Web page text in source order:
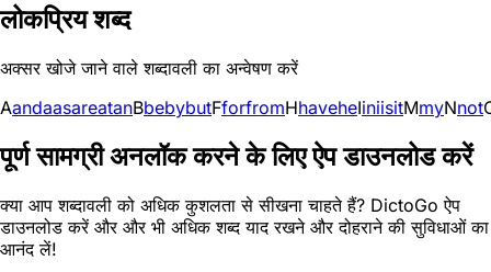
लोकप्रिय शब्द
अक्सर खोजे जाने वाले शब्दावली का अन्वेषण करें
AandaasareatanBbebybutFforfromHhaveheIiniisitMmyNnot
पूर्ण सामग्री अनलॉक करने के लिए ऐप डाउनलोड करें
क्या आप शब्दावली को अधिक कुशलता से सीखना चाहते हैं? DictoGo ऐप
डाउनलोड करें और और भी अधिक शब्द याद रखने और दोहराने की सुविधाओं का
आनंद लें!